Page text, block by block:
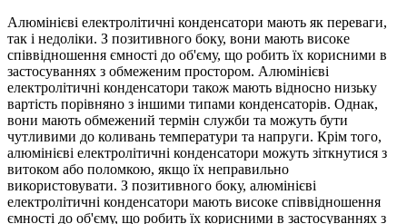
Алюмінієві електролітичні конденсатори мають як переваги,
так і недоліки. З позитивного боку, вони мають високе
співвідношення ємності до об'єму, що робить їх корисними в
застосуваннях з обмеженим простором. Алюмінієві
електролітичні конденсатори також мають відносно низьку
вартість порівняно з іншими типами конденсаторів. Однак,
вони мають обмежений термін служби та можуть бути
чутливими до коливань температури та напруги. Крім того,
алюмінієві електролітичні конденсатори можуть зіткнутися з
витоком або поломкою, якщо їх неправильно
використовувати. З позитивного боку, алюмінієві
електролітичні конденсатори мають високе співвідношення
ємності до об'єму, що робить їх корисними в застосуваннях з